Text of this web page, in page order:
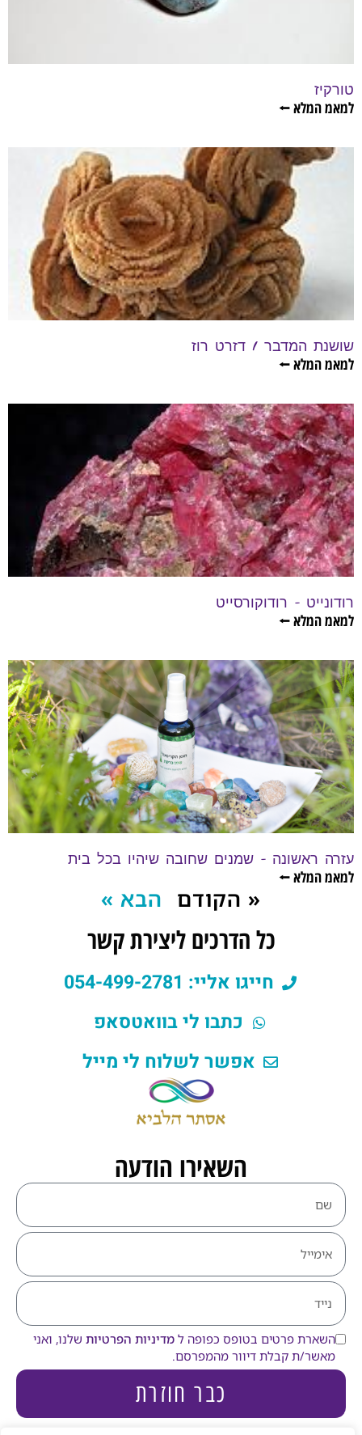
טורקיז
למאמ המלא ⭠
שושנת המדבר / דזרט רוז
למאמ המלא ⭠
רודונייט – רודוקורסייט
למאמ המלא ⭠
עזרה ראשונה – שמנים שחובה שיהיו בכל בית
למאמ המלא ⭠
« הקודם הבא »
כל הדרכים ליצירת קשר
חייגו אליי: 054-499-2781
כתבו לי בוואטסאפ
אפשר לשלוח לי מייל
השאירו הודעה
השארת פרטים בטופס כפופה ל מדיניות הפרטיות שלנו, ואני
מאשר/ת קבלת דיוור מהמפרסם.
כבר חוזרת